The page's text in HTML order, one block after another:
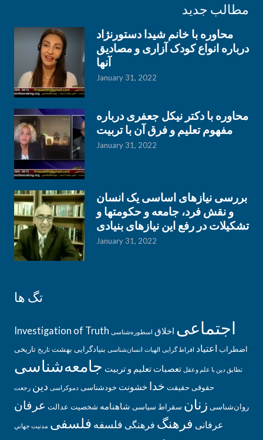
مطالب جدید
محاوره با خانم شیدا دستورنژاد
درباره انواع کودک آزاری و مصادیق
آنها
January 31, 2022
محاوره با دکتر نیکل جعفری درباره
مفهوم تعلیم و فرق آن با تربیت
January 31, 2022
بررسی نیازهای اساسی یک انسان
و نقش فرد، جامعه و حکومتها و
تشکیلات در رفع این نیازهای بنیادی
January 31, 2022
تگ ها
Investigation of Truth اجتماعی اخلاق اسطوره‌‌شناسی
اضطراب اعتیاد افراط گرایی الهیات انسان‌شناسی بنیادگرایی بهشت تاریخ تاریخی
تطابق دین با علم وعقل تعصبات تعلیم و تربیت جامعه‌شناسی
حقوقی حقیقت خدا خشونت خودشناسی دموکراسی دین رجعت
روان‌شناسی زنان سقراط سیاسی شاهنامه شخصیت عدالت عرفان
عرفانی فرهنگ فرهنگی فلسفه فلسفی مدنيت جهاني